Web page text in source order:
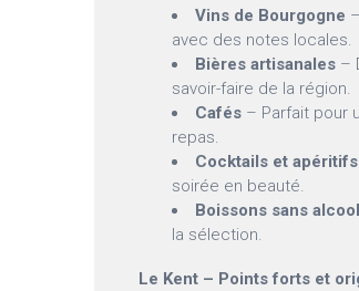
Vins de Bourgogne
avec des notes locales.
Bières artisanales –
savoir-faire de la région.
Cafés – Parfait pour
repas.
Cocktails et apéritifs
soirée en beauté.
Boissons sans alcool
la sélection.
Le Kent – Points forts et